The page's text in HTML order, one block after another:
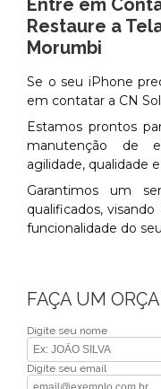
Restaure a
Morumbi
Se o seu iPhone
em contatar a CN
Estamos prontos
manutenção de
agilidade, qualidade
Garantimos um
qualificados,
funcionalidade do
FAÇA UM
Digite seu nome
Digite seu email